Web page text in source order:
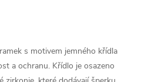
s motivem jemného křídla
a ochranu. Křídlo je osazeno